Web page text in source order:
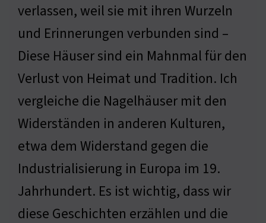
verlassen, weil sie mit ihren Wurzeln
und Erinnerungen verbunden sind –
Diese Häuser sind ein Mahnmal für den
Verlust von Heimat und Tradition. Ich
vergleiche die Nagelhäuser mit den
Widerständen in anderen Kulturen,
etwa dem Widerstand gegen die
Industrialisierung in Europa im 19.
Jahrhundert. Es ist wichtig, dass wir
diese Geschichten erzählen und die